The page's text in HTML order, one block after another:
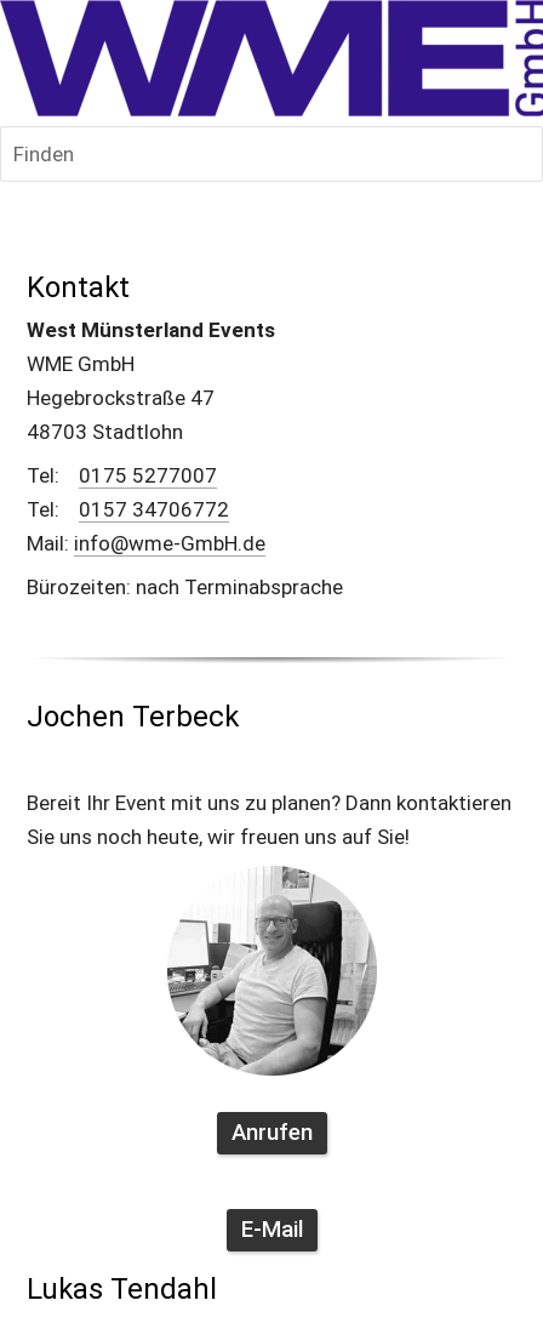
Finden
Kontakt
West Münsterland Events
WME GmbH
Hegebrockstraße 47
48703 Stadtlohn
Tel: 0175 5277007
Tel: 0157 34706772
Mail: info@wme-GmbH.de
Bürozeiten: nach Terminabsprache
Jochen Terbeck
Bereit Ihr Event mit uns zu planen? Dann kontaktieren
Sie uns noch heute, wir freuen uns auf Sie!
Anrufen
E-Mail
Lukas Tendahl